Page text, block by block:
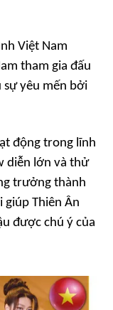
Việt Nam
tham gia đấu
yêu mến bởi
động trong lĩnh
diễn lớn và thử
trưởng thành
giúp Thiên Ân
được chú ý của